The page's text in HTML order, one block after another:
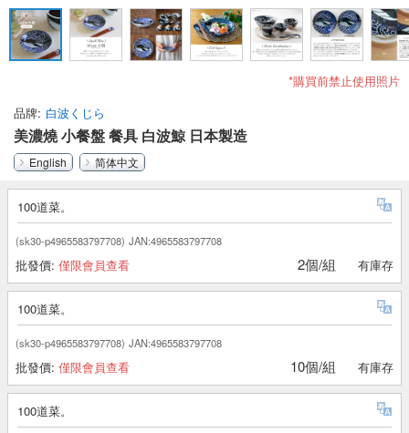
*購買前禁止使用照片
品牌 白波くじら
美濃燒 小餐盤 餐具 白波鯨 日本製造
English 简体中文
100道菜。
(sk30-p4965583797708) JAN:4965583797708
批發價: 僅限會員查看 2個/組 有庫存
100道菜。
(sk30-p4965583797708) JAN:4965583797708
批發價: 僅限會員查看 10個/組 有庫存
100道菜。